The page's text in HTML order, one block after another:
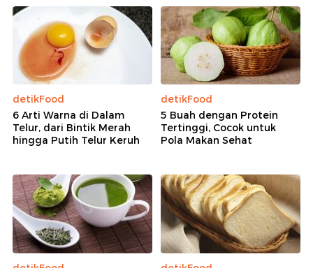
detikFood
6 Arti Warna di Dalam
Telur, dari Bintik Merah
hingga Putih Telur Keruh
detikFood
5 Buah dengan Protein
Tertinggi, Cocok untuk
Pola Makan Sehat